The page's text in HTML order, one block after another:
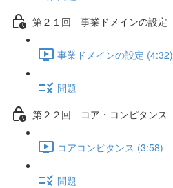
第２１回 事業ドメインの設定
事業ドメインの設定 (4:32)
問題
第２２回 コア・コンピタンス
コアコンピタンス (3:58)
問題